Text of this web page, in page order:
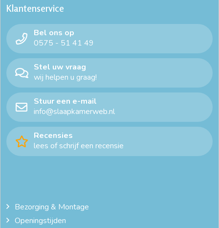
Klantenservice
Bel ons op
0575 - 51 41 49
Stel uw vraag
wij helpen u graag!
Stuur een e-mail
info@slaapkamerweb.nl
Recensies
lees of schrijf een recensie
Bezorging & Montage
Openingstijden